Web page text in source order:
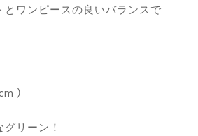
とワンピースの良いバランスで
）
リーン！